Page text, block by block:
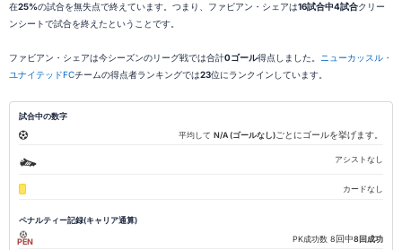
在25%の試合を無失点で終えています。つまり、ファビアン・シェアは16試合中4試合クリー
ンシートで試合を終えたということです。
ファビアン・シェアは今シーズンのリーグ戦では合計0ゴール得点しました。 ニューカッスル・
ユナイテッドFCチームの得点者ランキングでは23位にランクインしています。
試合中の数字
平均してN/A (ゴールなし)ごとにゴールを挙げます。
アシストなし
カードなし
ペナルティー記録(キャリア通算)
PEN PK成功数 8 回中8回成功